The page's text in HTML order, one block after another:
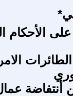
الأحكام